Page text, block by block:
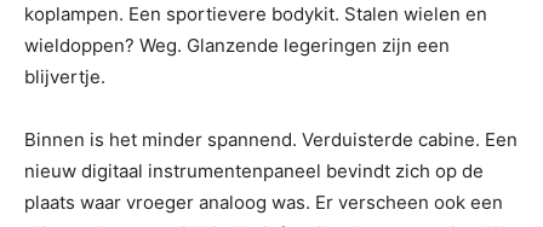
koplampen. Een sportievere bodykit. Stalen wielen en
wieldoppen? Weg. Glanzende legeringen zijn een
blijvertje.
Binnen is het minder spannend. Verduisterde cabine. Een
nieuw digitaal instrumentenpaneel bevindt zich op de
plaats waar vroeger analoog was. Er verscheen ook een